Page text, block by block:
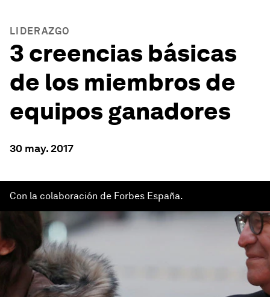
LIDERAZGO
3 creencias básicas
de los miembros de
equipos ganadores
30 may. 2017
Con la colaboración de Forbes España.